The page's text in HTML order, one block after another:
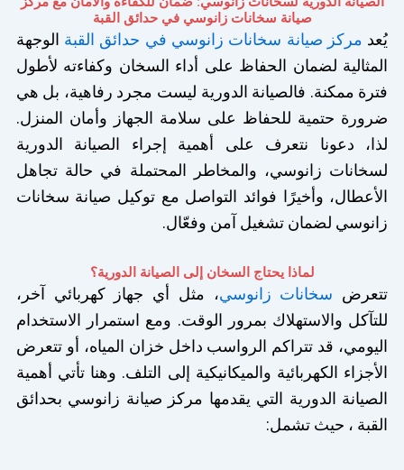
صيانة سخانات زانوسي في حدائق القبة
يُعد مركز صيانة سخانات زانوسي في حدائق القبة الوجهة
المثالية لضمان الحفاظ على أداء السخان وكفاءته لأطول
فترة ممكنة. فالصيانة الدورية ليست مجرد رفاهية، بل هي
ضرورة حتمية للحفاظ على سلامة الجهاز وأمان المنزل.
لذا، دعونا نتعرف على أهمية إجراء الصيانة الدورية
لسخانات زانوسي، والمخاطر المحتملة في حالة تجاهل
الأعطال، وأخيرًا فوائد التواصل مع توكيل صيانة سخانات
زانوسي لضمان تشغيل آمن وفعّال.
لماذا يحتاج السخان إلى الصيانة الدورية؟
تتعرض سخانات زانوسي، مثل أي جهاز كهربائي آخر،
للتآكل والاستهلاك بمرور الوقت. ومع استمرار الاستخدام
اليومي، قد تتراكم الرواسب داخل خزان المياه، أو تتعرض
الأجزاء الكهربائية والميكانيكية إلى التلف. وهنا تأتي أهمية
الصيانة الدورية التي يقدمها مركز صيانة زانوسي بحدائق
القبة ، حيث تشمل: